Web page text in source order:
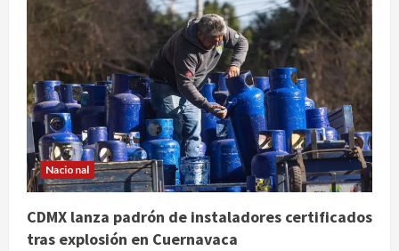
Nacional
CDMX lanza padrón de instaladores certificados
tras explosión en Cuernavaca